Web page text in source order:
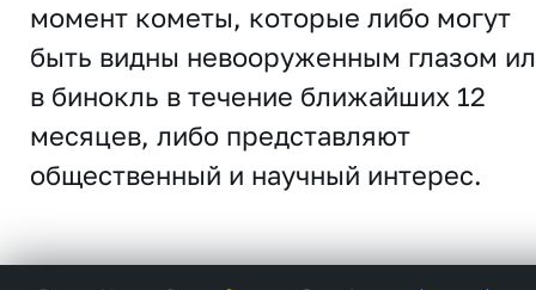
момент кометы, которые либо могут
быть видны невооруженным глазом
в бинокль в течение ближайших 12
месяцев, либо представляют
общественный и научный интерес.